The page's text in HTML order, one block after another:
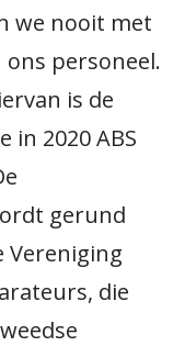
we nooit met
personeel.
is de
in 2020 ABS
gerund
Vereniging
die